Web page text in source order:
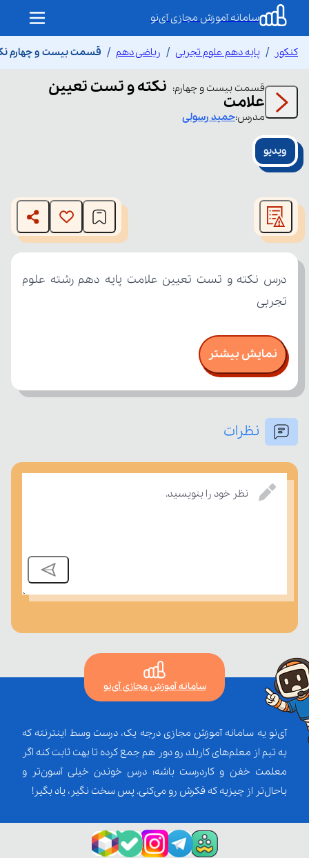
سامانه آموزش مجازی آی‌نو
کنکور پایه دهم علوم تجربی ریاضی دهم قسمت بیست و چهارم
قسمت بیست و چهارم: نکته و تست تعیین
علامت
مدرس:حمید رسولی
ویدیو
modal
window.
The media could not be loaded, either because the server
or network failed or because the format is not supported.
تجربی
نمایش بیشتر
نظرات
نظر خود را بنویسید.
سامانه آموزش مجازی آی‌نو
آی‌نو یه سامانه آموزش مجازی درجه یک، درست وسط اینترنته که
یه تیم از معلم‌‌های کاربلد رو دور هم جمع کرده تا بهت ثابت کنه اگر
معلمت خفن و کاردرست باشه؛ درس خوندن خیلی آسون‌تر و
باحال‌تر از چیزیه که فکرش رو می‌کنی. پس سخت نگیر، یاد بگیر!